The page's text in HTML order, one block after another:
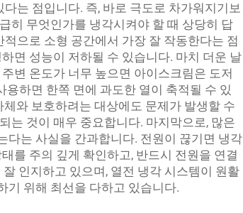
는 점입니다. 즉, 바로 극도로 차가워지기보
히 무엇인가를 냉각시켜야 할 때 상당히 답
으로 소형 공간에서 가장 잘 작동한다는 점
면 성능이 저하될 수 있습니다. 마치 더운 날
변 온도가 너무 높으면 아이스크림은 도저
하면 한쪽 면에 과도한 열이 축적될 수 있
와 보호하려는 대상에도 문제가 발생할 수
는 것이 매우 중요합니다. 마지막으로, 많은
다는 사실을 간과합니다. 전원이 끊기면 냉각
를 주의 깊게 확인하고, 반드시 전원을 연결
인지하고 있으며, 열전 냉각 시스템이 원활
기 위해 최선을 다하고 있습니다.